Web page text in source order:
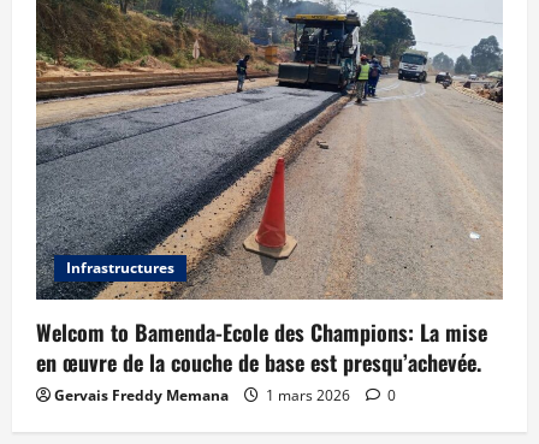
Infrastructures
Welcom to Bamenda-Ecole des Champions: La mise
en œuvre de la couche de base est presqu’achevée.
Gervais Freddy Memana 1 mars 2026 0